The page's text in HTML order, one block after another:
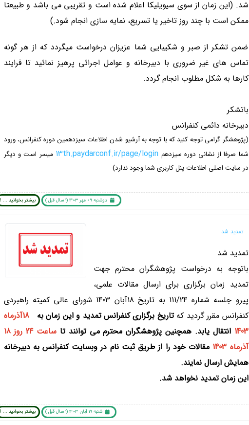
شد. (این زمان از سوی سیویلیکا اعلام شده است و تقریبی می باشد و طبیعتا
ممکن است با چند روز تاخیر یا تسریع، نمایه سازی انجام شود.)
ضمن تشکر از صبر و شکیبایی شما عزیزان درخواست میگردد که از هر گونه
تماس های غیر ضروری با دبیرخانه و عوامل اجرائی پرهیز نمائید تا فرایند
کارها به شکل مطلوب انجام گردد.
باتشکر
دبیرخانه دائمی کنفرانس
(پژوهشگر گرامی توجه کنید که با توجه به آرشیو شدن اطلاعات سیزدهمین دوره کنفرانس، ورود
شما صرفا از نشانی دوره سیزدهم 13th.paydarconf.ir/page/login میسر است و دیگر
در سایت اصلی اطلاعات پنل کاربری شما وجود ندارد)
دوشنبه 09 مهر 1403 (1 سال قبل ) بیشتر بخوانید ... !
تمدید شد
تمدید شد
باتوجه به درخواست پژوهشگران محترم جهت
تمدید زمان برگزاری برای ارسال مقالات علمی،
پیرو جلسه شماره 111/24 به تاریخ 18آبان 1403 شورای عالی کمیته راهبردی
کنفرانس مقرر گردید کهتاریخ برگزاری کنفرانس تمدید و این زمان به
18آذرماه
1403 انتقال یابد. همچنین پژوهشگران محترم می توانند تا
ساعت 24 روز 18
آذرماه 1403
مقالات خود را از طریق ثبت نام در وبسایت کنفرانس به دبیرخانه
همایش ارسال نمایند.
این زمان تمدید نخواهد شد.
شنبه 19 آبان 1403 (1 سال قبل ) بیشتر بخوانید ... !